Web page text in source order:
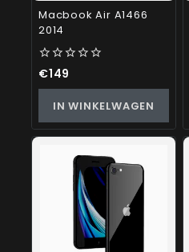
Macbook Air A1466
2014
0
€149
IN WINKELWAGEN